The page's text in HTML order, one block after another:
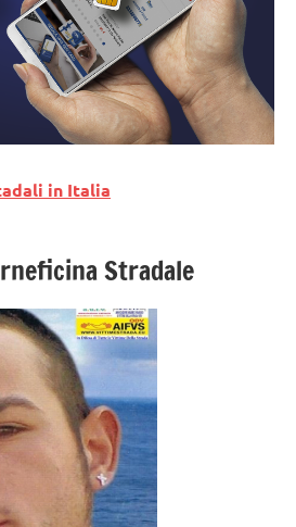
in Italia
Stradale